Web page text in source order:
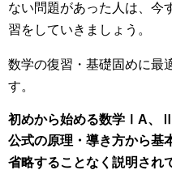
ない問題があった人は、今
習をしていきましょう。
数学の復習・基礎固めに最
す。
初めから始める数学ⅠA、
公式の原理・導き方から基
省略することなく説明され